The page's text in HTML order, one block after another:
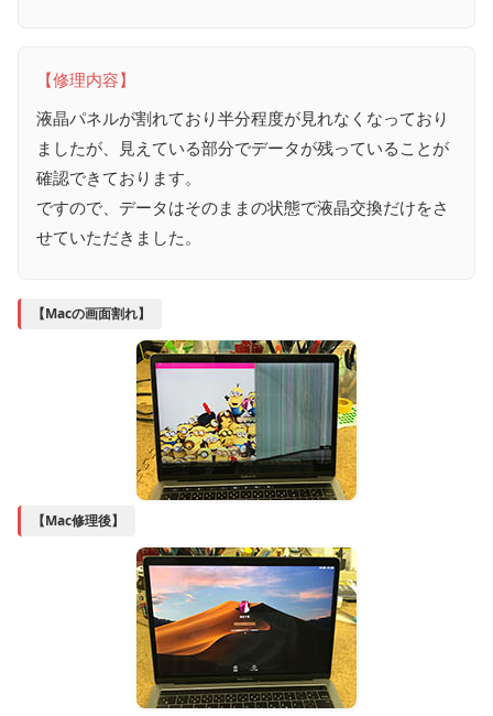
【修理内容】
液晶パネルが割れており半分程度が見れなくなっており
ましたが、見えている部分でデータが残っていることが
確認できております。
ですので、データはそのままの状態で液晶交換だけをさ
せていただきました。
【Macの画面割れ】
【Mac修理後】